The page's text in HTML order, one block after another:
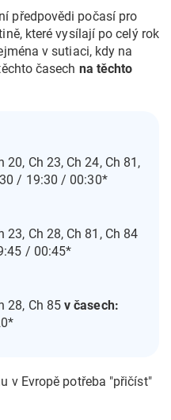
předpovědi počasí pro
které vysílají po celý rok
v sutiaci, kdy na
časech na těchto
20, Ch 23, Ch 24, Ch 81,
/ 19:30 / 00:30*
23, Ch 28, Ch 81, Ch 84
/ 00:45*
28, Ch 85v časech:
v Evropě potřeba "přičíst"